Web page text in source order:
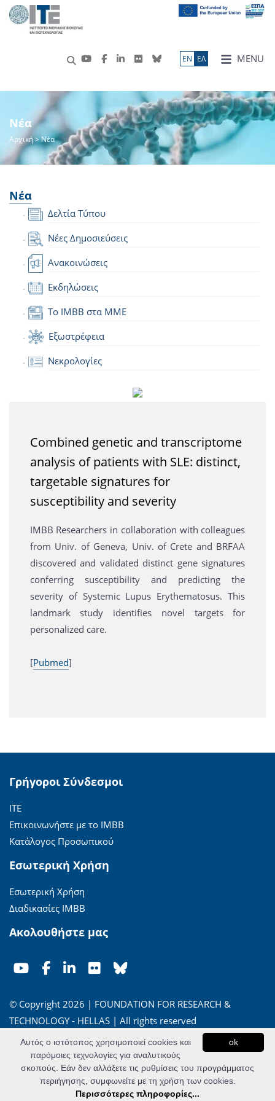
MENU
ΕN ΕΛ
Νέα
Αρχική> Νέα
Νέα
Δελτία Τύπου
Νέες Δημοσιεύσεις
Ανακοινώσεις
Εκδηλώσεις
Το IMBB στα ΜΜΕ
Εξωστρέφεια
Νεκρολογίες
Combined genetic and transcriptome
analysis of patients with SLE: distinct,
targetable signatures for
susceptibility and severity
IMBB Researchers in collaboration with colleagues
from Univ. of Geneva, Univ. of Crete and BRFAA
discovered and validated distinct gene signatures
conferring susceptibility and predicting the
severity of Systemic Lupus Erythematosus. This
landmark study identifies novel targets for
personalized care.
[Pubmed]
Γρήγοροι Σύνδεσμοι
ΙΤΕ
Επικοινωνήστε με το ΙΜΒΒ
Κατάλογος Προσωπικού
Εσωτερική Χρήση
Εσωτερική Χρήση
Διαδικασίες ΙΜΒΒ
Ακολουθήστε μας
© Copyright 2026 | FOUNDATION FOR RESEARCH &
TECHNOLOGY - HELLAS | All rights reserved
'Οροι Χρήσης|Πολιτική Απορρήτου
Powered byApogee Information Systems
ok
Αυτός ο ιστότοπος χρησιμοποιεί cookies και
παρόμοιες τεχνολογίες για αναλυτικούς
σκοπούς. Εάν δεν αλλάξετε τις ρυθμίσεις του προγράμματος
περιήγησης, συμφωνείτε με τη χρήση των cookies.
Περισσότερες πληροφορίες...